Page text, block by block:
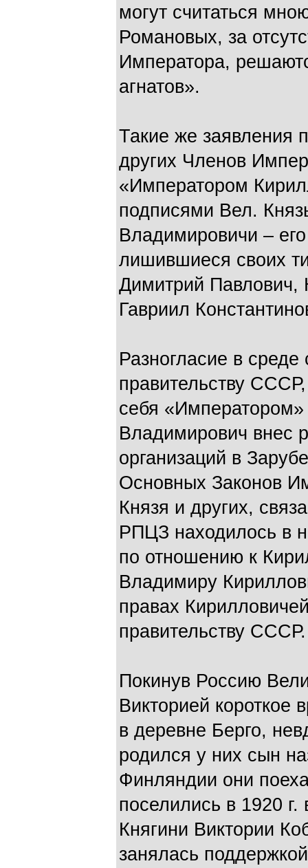
могут считаться
Романовых, за
Императора,
агнатов».
Такие же заявления
других Членов
«Императором
подписями Вел.
Владимировичи –
лишившиеся своих
Димитрий Павлович,
Гавриил
Разногласие в
правительству
себя
Владимирович внес
организаций в
Основных Законов
Князя и других,
РПЦЗ находилось в
по отношению к
Владимиру
правах
правительству СССР.
Покинув Россию
Викторией
в деревне Берго,
родился у них сын
Финляндии они
поселились в 1920
Княгини Виктории
занялась